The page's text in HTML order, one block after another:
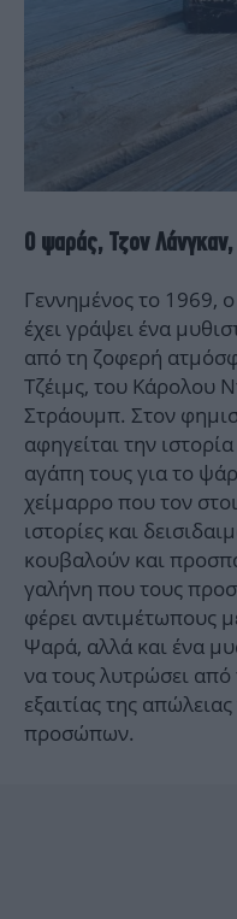
Ο ψαράς, Τζον
Γεννημένος το 1969,
έχει γράψει ένα
από τη ζοφερή
Τζέιμς, του Κάρολου
Στράουμπ. Στον
αφηγείται την
αγάπη τους για το
χείμαρρο που τον
ιστορίες και
κουβαλούν και
γαλήνη που τους
φέρει αντιμέτωπους
Ψαρά, αλλά και ένα
να τους λυτρώσει
εξαιτίας της
προσώπων.